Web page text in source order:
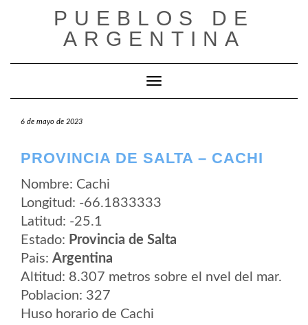
PUEBLOS DE
ARGENTINA
Cambiar modo de navegación
6 de mayo de 2023
PROVINCIA DE SALTA – CACHI
Nombre: Cachi
Longitud: -66.1833333
Latitud: -25.1
Estado: Provincia de Salta
Pais: Argentina
Altitud: 8.307 metros sobre el nvel del mar.
Poblacion: 327
Huso horario de Cachi